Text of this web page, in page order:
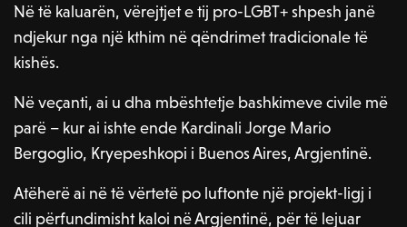
Në të kaluarën, vërejtjet e tij pro-LGBT+ shpesh janë
ndjekur nga një kthim në qëndrimet tradicionale të
kishës.
Në veçanti, ai u dha mbështetje bashkimeve civile më
parë – kur ai ishte ende Kardinali Jorge Mario
Bergoglio, Kryepeshkopi i Buenos Aires, Argjentinë.
Atëherë ai në të vërtetë po luftonte një projekt-ligj i
cili përfundimisht kaloi në Argjentinë, për të lejuar